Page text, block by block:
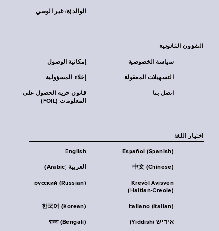
الوالد(ة) غير الوصي
الشؤون القانونية
إمكانية الوصول سياسة الخصوصية
إخلاء المسؤولية التسهيلات المعقولة
قانون حرية الحصول على
المعلومات (FOIL)
اتصل بنا
اختيار اللغة
English Español (Spanish)
العربية (Arabic) 中文 (Chinese)
русский (Russian)
Kreyòl Ayisyen
(Haitian-Creole)
한국어 (Korean) Italiano (Italian)
বাংলা (Bengali) אידיש (Yiddish)